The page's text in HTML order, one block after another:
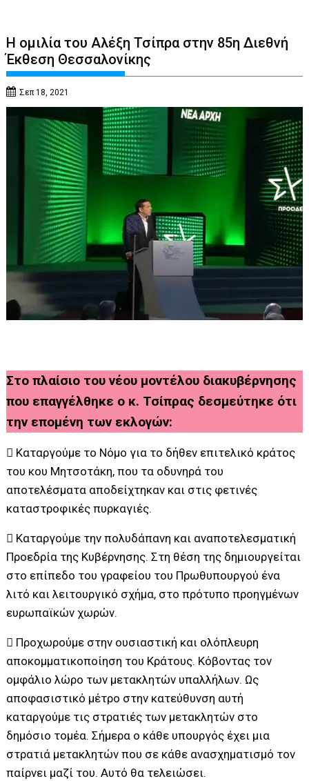
Η ομιλία του Αλέξη Τσίπρα στην 85η Διεθνή
Έκθεση Θεσσαλονίκης
Σεπ 18, 2021
Στο πλαίσιο του νέου μοντέλου διακυβέρνησης
που επαγγέλθηκε ο κ. Τσίπρας δεσμεύτηκε ότι
την επομένη των εκλογών:
 Καταργούμε το Νόμο για το δήθεν επιτελικό κράτος
του κου Μητσοτάκη, που τα οδυνηρά του
αποτελέσματα αποδείχτηκαν και στις φετινές
καταστροφικές πυρκαγιές.
 Καταργούμε την πολυδάπανη και αναποτελεσματική
Προεδρία της Κυβέρνησης. Στη θέση της δημιουργείται
στο επίπεδο του γραφείου του Πρωθυπουργού ένα
λιτό και λειτουργικό σχήμα, στο πρότυπο προηγμένων
ευρωπαϊκών χωρών.
 Προχωρούμε στην ουσιαστική και ολόπλευρη
αποκομματικοποίηση του Κράτους. Κόβοντας τον
ομφάλιο λώρο των μετακλητών υπαλλήλων. Ως
αποφασιστικό μέτρο στην κατεύθυνση αυτή
καταργούμε τις στρατιές των μετακλητών στο
δημόσιο τομέα. Σήμερα ο κάθε υπουργός έχει μια
στρατιά μετακλητών που σε κάθε ανασχηματισμό τον
παίρνει μαζί του. Αυτό θα τελειώσει.